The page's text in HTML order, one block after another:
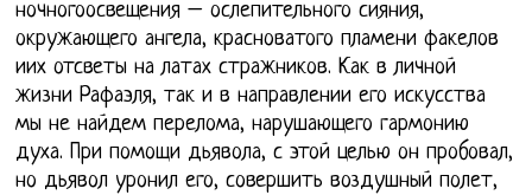
ночногоосвещения – ослепительного сияния,
окружающего ангела, красноватого пламени факелов
иих отсветы на латах стражников. Как в личной
жизни Рафаэля, так и в направлении его искусства
мы не найдем перелома, нарушающего гармонию
духа. При помощи дьявола, с этой целью он пробовал,
но дьявол уронил его, совершить воздушный полет,